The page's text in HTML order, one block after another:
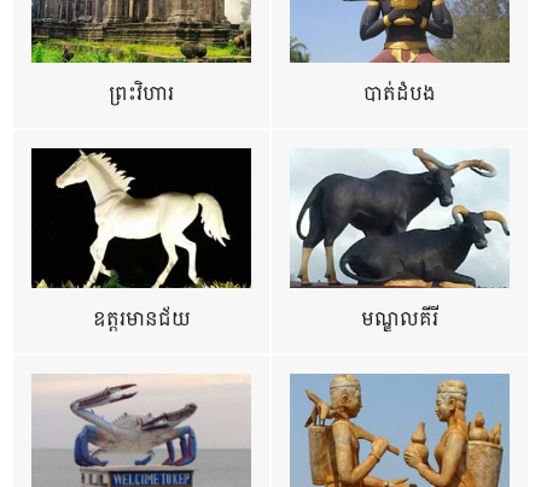
ព្រះវិហារ បាត់ដំបង
ឧត្ដរមានជ័យ មណ្ឌលគីរី